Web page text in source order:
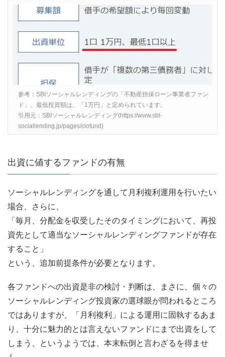
参考：SBIソーシャルレンディングの「不動産担保ローン事業者ファン
ド」。最低投資額は、「1万円」と定められています。
引用元：SBIソーシャルレンディング(https://www.sbi-
sociallending.jp/pages/clofund)
出資に値するファンドの有無
ソーシャルレンディングを通して月利複利運用を行いたい
場合、さらに、
「毎月、分配金を収受したそのタイミングにおいて、再投
資先として適当なソーシャルレンディングファンドが存在
すること」
という、追加前提条件が必要となります。
各ファンドへの出資是非の検討・判断は、まさに、個々の
ソーシャルレンディング投資家の選球眼が問われるところ
ではありますが、「月利複利」による運用に固執するあま
り、十分に魅力的とは言えないファンドにまで出資をして
しまう、というようでは、本末転倒と言わざるを得ませ